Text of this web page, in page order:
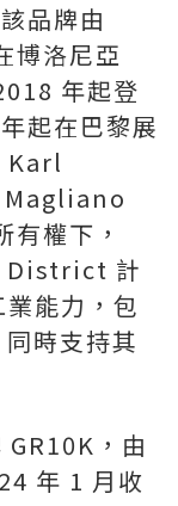
品牌由
博洛尼亞
年起登
起在巴黎展
Karl
權下，
District 計
能力，包
時支持其
，由
年 1 月收